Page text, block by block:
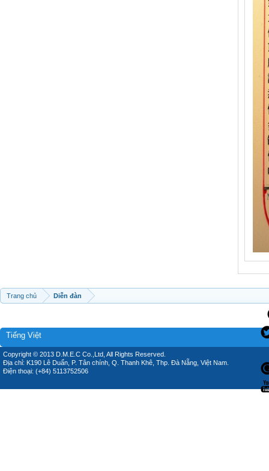
Trang chủ Diễn đàn
Tiếng Việt
Copyright © 2013 D.M.E.C Co.,Ltd, All Rights Reserved.
Địa chỉ: K190 Lê Duẩn, P. Tân chính, Q. Thanh Khê, Thp. Đà Nẵng, Việt Nam.
Điện thoại: (+84) 5113752506